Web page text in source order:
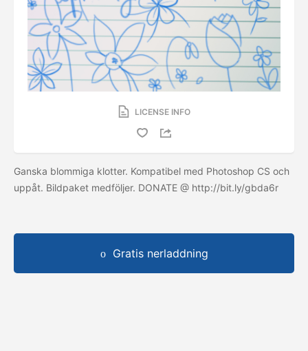
LICENSE INFO
Ganska blommiga klotter. Kompatibel med Photoshop CS och
uppåt. Bildpaket medföljer. DONATE @ http://bit.ly/gbda6r
Gratis nerladdning